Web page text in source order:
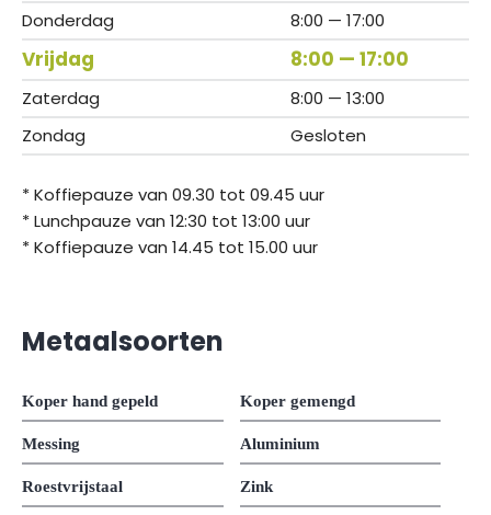
Donderdag
8:00 — 17:00
Vrijdag 8:00 — 17:00
Zaterdag
8:00 — 13:00
Zondag
Gesloten
* Koffiepauze van 09.30 tot 09.45 uur
* Lunchpauze van 12:30 tot 13:00 uur
* Koffiepauze van 14.45 tot 15.00 uur
Metaalsoorten
Koper hand gepeld Koper gemengd
Messing Aluminium
Roestvrijstaal Zink